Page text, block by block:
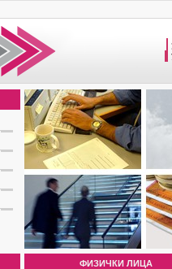
ФИЗИЧКИ ЛИЦА